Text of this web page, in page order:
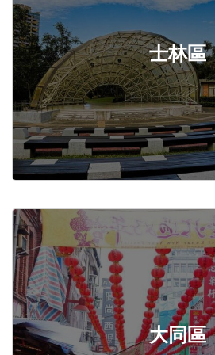
士林區
大同區